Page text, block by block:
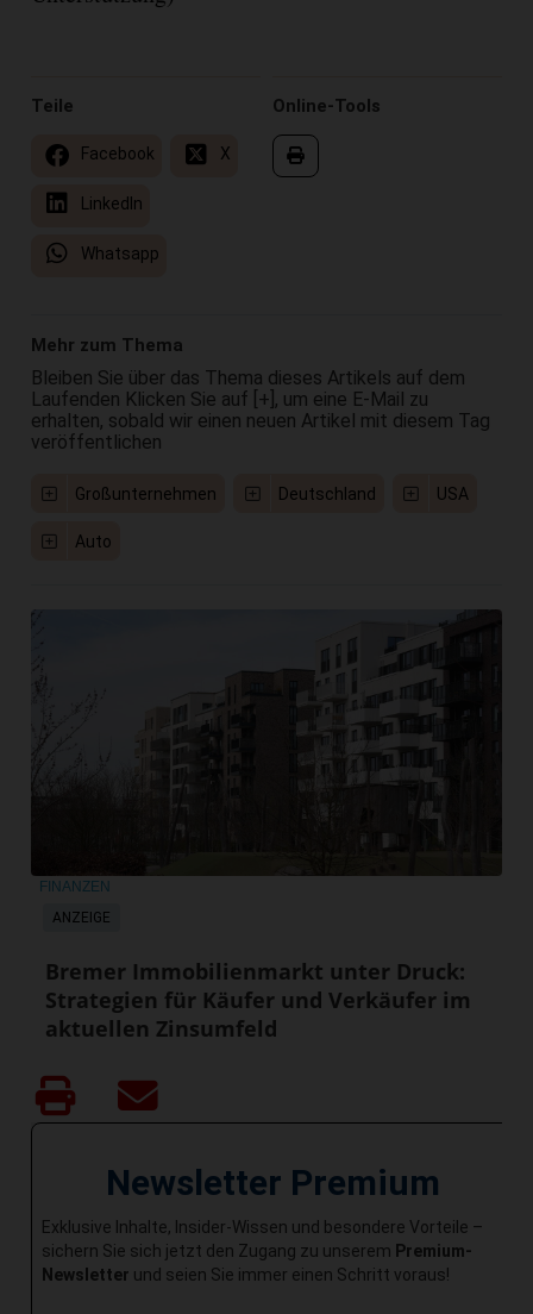
Online-Tools
Teile
Facebook X
LinkedIn
Whatsapp
Mehr zum Thema
Bleiben Sie über das Thema dieses Artikels auf dem
Laufenden Klicken Sie auf [+], um eine E-Mail zu
erhalten, sobald wir einen neuen Artikel mit diesem Tag
veröffentlichen
Großunternehmen Deutschland USA
Auto
ANZEIGE
FINANZEN
Bremer Immobilienmarkt unter Druck:
Strategien für Käufer und Verkäufer im
aktuellen Zinsumfeld
Newsletter Premium
Exklusive Inhalte, Insider-Wissen und besondere Vorteile –
sichern Sie sich jetzt den Zugang zu unserem Premium-
Newsletter und seien Sie immer einen Schritt voraus!